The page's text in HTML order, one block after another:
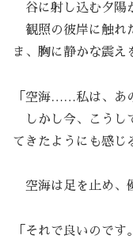
谷に射し込む夕陽
観照の彼岸に触れ
ま、胸に静かな震え
「空海……私は、あ
しかし今、こうし
てきたようにも感じ
空海は足を止め、
「それで良いので